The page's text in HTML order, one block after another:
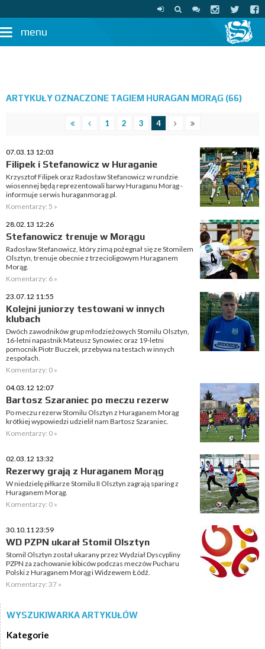
menu
ARTYKUŁY OZNACZONE TAGIEM HURAGAN MORĄG (66)
1 2 3 4
07.03.13 12:03
Filipek i Stefanowicz w Huraganie
Krzysztof Filipek oraz Radosław Stefanowicz w rundzie
wiosennej będą reprezentowali barwy Huraganu Morąg -
informuje serwis huraganmorag.pl.
Komentarzy: 5 »
28.02.13 12:26
Stefanowicz trenuje w Morągu
Radosław Stefanowicz, który zimą pożegnał się ze Stomilem
Olsztyn, trenuje obecnie z trzecioligowym Huraganem
Morąg.
Komentarzy: 6 »
23.07.12 11:55
Kolejni juniorzy testowani w innych
klubach
Dwóch zawodników grup młodzieżowych Stomilu Olsztyn,
16-letni napastnik Mateusz Synowiec oraz 19-letni
pomocnik Piotr Buczek, przebywa na testach w innych
zespołach.
Komentarzy: 0 »
04.03.12 12:07
Bartosz Szaraniec po meczu rezerw
Po meczu rezerw Stomilu Olsztyn z Huraganem Morąg
krótkiej wypowiedzi udzielił nam Bartosz Szaraniec.
Komentarzy: 0 »
02.03.12 13:32
Rezerwy grają z Huraganem Morąg
W niedzielę piłkarze Stomilu II Olsztyn zagrają sparing z
Huraganem Morąg.
Komentarzy: 0 »
30.10.11 23:59
WD PZPN ukarał Stomil Olsztyn
Stomil Olsztyn został ukarany przez Wydział Dyscypliny
PZPN za zachowanie kibiców podczas meczów Pucharu
Polski z Huraganem Morąg i Widzewem Łódź.
Komentarzy: 37 »
WYSZUKIWARKA ARTYKUŁÓW
Kategorie